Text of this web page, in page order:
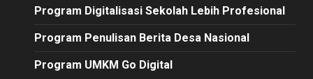
Program Digitalisasi Sekolah Lebih Profesional
Program Penulisan Berita Desa Nasional
Program UMKM Go Digital